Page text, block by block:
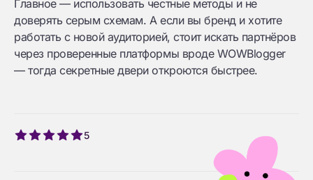
Главное — использовать честные методы и не
доверять серым схемам. А если вы бренд и хотите
работать с новой аудиторией, стоит искать партнёров
через проверенные платформы вроде WOWBlogger
— тогда секретные двери откроются быстрее.
5